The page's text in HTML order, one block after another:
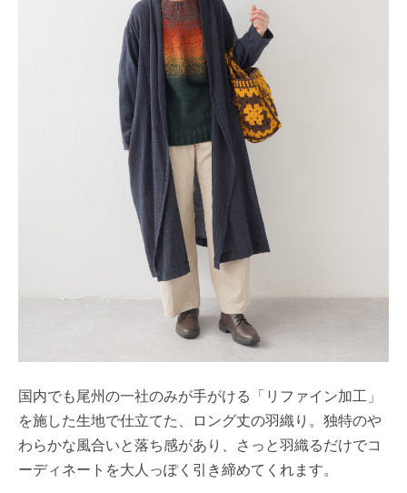
国内でも尾州の一社のみが手がける「リファイン加工」
を施した生地で仕立てた、ロング丈の羽織り。独特のや
わらかな風合いと落ち感があり、さっと羽織るだけでコ
ーディネートを大人っぽく引き締めてくれます。